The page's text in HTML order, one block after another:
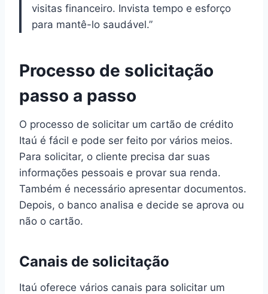
visitas financeiro. Invista tempo e esforço
para mantê-lo saudável.”
Processo de solicitação
passo a passo
O processo de solicitar um cartão de crédito
Itaú é fácil e pode ser feito por vários meios.
Para solicitar, o cliente precisa dar suas
informações pessoais e provar sua renda.
Também é necessário apresentar documentos.
Depois, o banco analisa e decide se aprova ou
não o cartão.
Canais de solicitação
Itaú oferece vários canais para solicitar um